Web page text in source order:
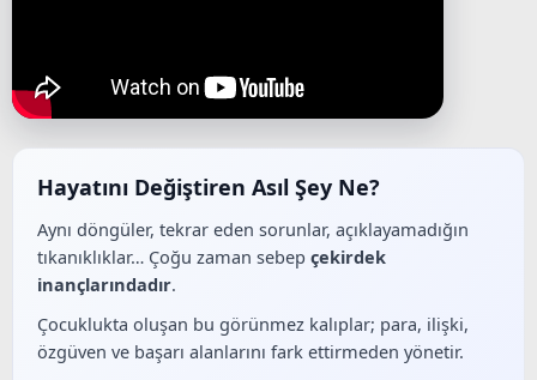
Hayatını Değiştiren Asıl Şey Ne?
Aynı döngüler, tekrar eden sorunlar, açıklayamadığın
tıkanıklıklar… Çoğu zaman sebep çekirdek
inançlarındadır.
Çocuklukta oluşan bu görünmez kalıplar; para, ilişki,
özgüven ve başarı alanlarını fark ettirmeden yönetir.